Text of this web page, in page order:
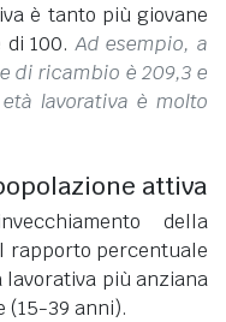
è tanto più giovane
di 100.Ad esempio, a
di ricambio è 209,3 e
lavorativa è molto
attiva
della
rapporto percentuale
più anziana
(15-39 anni).